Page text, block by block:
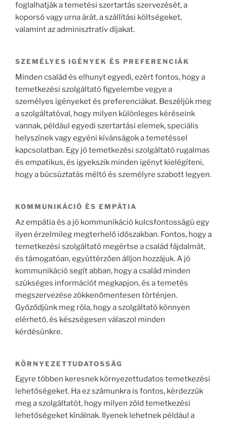
foglalhatják a temetési szertartás szervezését, a
koporsó vagy urna árát, a szállítási költségeket,
valamint az adminisztratív díjakat.
SZEMÉLYES IGÉNYEK ÉS PREFERENCIÁK
Minden család és elhunyt egyedi, ezért fontos, hogy a
temetkezési szolgáltató figyelembe vegye a
személyes igényeket és preferenciákat. Beszéljük meg
a szolgáltatóval, hogy milyen különleges kéréseink
vannak, például egyedi szertartási elemek, speciális
helyszínek vagy egyéni kívánságok a temetéssel
kapcsolatban. Egy jó temetkezési szolgáltató rugalmas
és empatikus, és igyekszik minden igényt kielégíteni,
hogy a búcsúztatás méltó és személyre szabott legyen.
KOMMUNIKÁCIÓ ÉS EMPÁTIA
Az empátia és a jó kommunikáció kulcsfontosságú egy
ilyen érzelmileg megterhelő időszakban. Fontos, hogy a
temetkezési szolgáltató megértse a család fájdalmát,
és támogatóan, együttérzően álljon hozzájuk. A jó
kommunikáció segít abban, hogy a család minden
szükséges információt megkapjon, és a temetés
megszervezése zökkenőmentesen történjen.
Győződjünk meg róla, hogy a szolgáltató könnyen
elérhető, és készségesen válaszol minden
kérdésünkre.
KÖRNYEZETTUDATOSSÁG
Egyre többen keresnek környezettudatos temetkezési
lehetőségeket. Ha ez számunkra is fontos, kérdezzük
meg a szolgáltatót, hogy milyen zöld temetkezési
lehetőségeket kínálnak. Ilyenek lehetnek például a